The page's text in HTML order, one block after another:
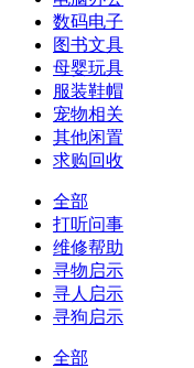
数码电子
图书文具
母婴玩具
服装鞋帽
宠物相关
其他闲置
求购回收
全部
打听问事
维修帮助
寻物启示
寻人启示
寻狗启示
全部